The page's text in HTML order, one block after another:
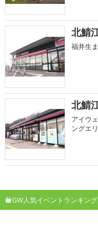
北鯖
福井生
北鯖
アイウ
ングエ
GW人気イベントランキン